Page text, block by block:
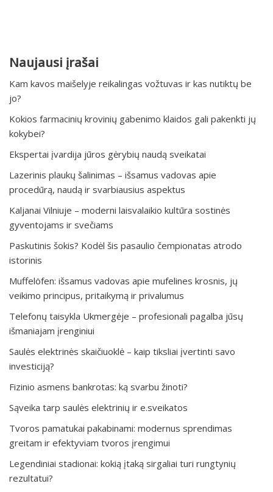
Naujausi įrašai
Kam kavos maišelyje reikalingas vožtuvas ir kas nutiktų be
jo?
Kokios farmacinių krovinių gabenimo klaidos gali pakenkti jų
kokybei?
Ekspertai įvardija jūros gėrybių naudą sveikatai
Lazerinis plaukų šalinimas – išsamus vadovas apie
procedūrą, naudą ir svarbiausius aspektus
Kaljanai Vilniuje – moderni laisvalaikio kultūra sostinės
gyventojams ir svečiams
Paskutinis šokis? Kodėl šis pasaulio čempionatas atrodo
istorinis
Muffelöfen: išsamus vadovas apie mufelines krosnis, jų
veikimo principus, pritaikymą ir privalumus
Telefonų taisykla Ukmergėje – profesionali pagalba jūsų
išmaniajam įrenginiui
Saulės elektrinės skaičiuoklė – kaip tiksliai įvertinti savo
investiciją?
Fizinio asmens bankrotas: ką svarbu žinoti?
Sąveika tarp saulės elektrinių ir e.sveikatos
Tvoros pamatukai pakabinami: modernus sprendimas
greitam ir efektyviam tvoros įrengimui
Legendiniai stadionai: kokią įtaką sirgaliai turi rungtynių
rezultatui?